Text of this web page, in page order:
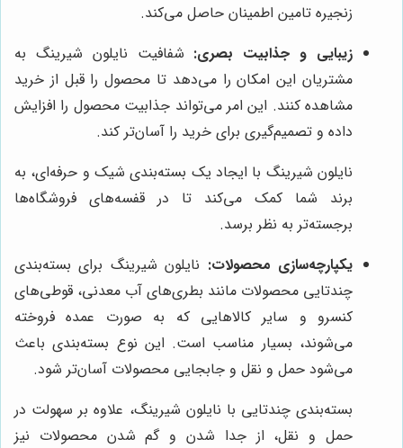
زنجیره تامین اطمینان حاصل می‌کند.
زیبایی و جذابیت بصری: شفافیت نایلون شیرینگ به
مشتریان این امکان را می‌دهد تا محصول را قبل از خرید
مشاهده کنند. این امر می‌تواند جذابیت محصول را افزایش
داده و تصمیم‌گیری برای خرید را آسان‌تر کند.
نایلون شیرینگ با ایجاد یک بسته‌بندی شیک و حرفه‌ای، به
برند شما کمک می‌کند تا در قفسه‌های فروشگاه‌ها
برجسته‌تر به نظر برسد.
یکپارچه‌سازی محصولات: نایلون شیرینگ برای بسته‌بندی
چندتایی محصولات مانند بطری‌های آب معدنی، قوطی‌های
کنسرو و سایر کالاهایی که به صورت عمده فروخته
می‌شوند، بسیار مناسب است. این نوع بسته‌بندی باعث
می‌شود حمل و نقل و جابجایی محصولات آسان‌تر شود.
بسته‌بندی چندتایی با نایلون شیرینگ، علاوه بر سهولت در
حمل و نقل، از جدا شدن و گم شدن محصولات نیز